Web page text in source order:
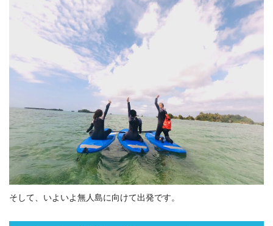
そして、いよいよ無人島に向けて出発です。